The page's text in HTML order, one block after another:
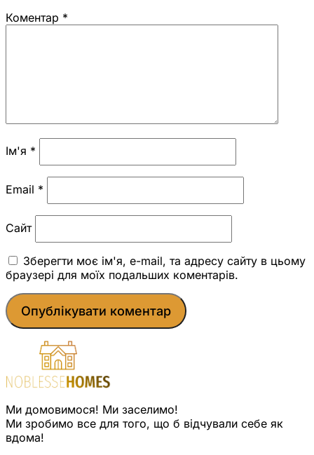
Коментар *
Ім'я *
Email *
Сайт
Зберегти моє ім'я, e-mail, та адресу сайту в цьому
браузері для моїх подальших коментарів.
Ми домовимося! Ми заселимо!
Ми зробимо все для того, що б відчували себе як
вдома!